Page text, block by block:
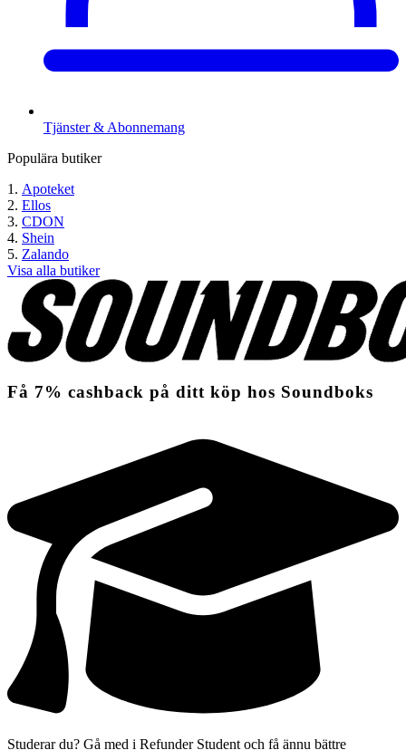
Tjänster & Abonnemang
Populära butiker
Apoteket
Ellos
CDON
Shein
Zalando
Visa alla butiker
Få 7% cashback på ditt köp hos Soundboks
Studerar du? Gå med i Refunder Student och få ännu bättre